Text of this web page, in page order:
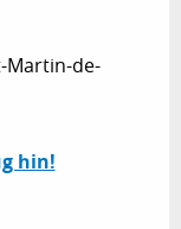
Martin-de-
hin!